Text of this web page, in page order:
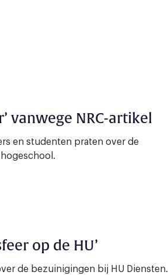
vanwege NRC-artikel
en studenten praten over de
op de HU’
de bezuinigingen bij HU Diensten.